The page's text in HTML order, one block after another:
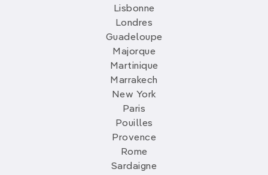
Lisbonne
Londres
Guadeloupe
Majorque
Martinique
Marrakech
New York
Paris
Pouilles
Provence
Rome
Sardaigne